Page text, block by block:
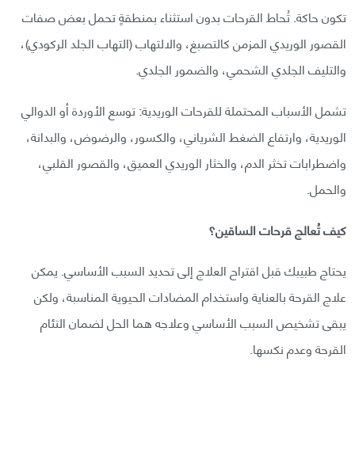
تكون حاكة. تُحاط القرحات بدون استثناء بمنطقةٍ تحمل بعض صفات
القصور الوريدي المزمن كالتصبغ، والالتهاب (التهاب الجلد الركودي)،
والتليف الجلدي الشحمي، والضمور الجلدي.
تشمل الأسباب المحتملة للقرحات الوريدية: توسع الأوردة أو الدوالي
الوريدية، وارتفاع الضغط الشرياني، والكسور، والرضوض، والبدانة،
واضطرابات تخثر الدم، والخثار الوريدي العميق، والقصور القلبي،
والحمل.
كيف تُعالج قرحات الساقين؟
يحتاج طبيبك قبل اقتراح العلاج إلى تحديد السبب الأساسي. يمكن
علاج القرحة بالعناية واستخدام المضادات الحيوية المناسبة، ولكن
يبقى تشخيص السبب الأساسي وعلاجه هما الحل لضمان التئام
القرحة وعدم نكسها.